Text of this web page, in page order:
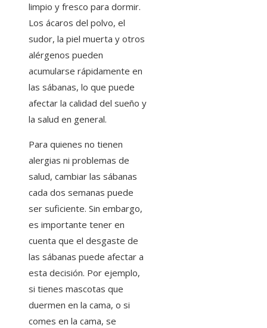
limpio y fresco para dormir.
Los ácaros del polvo, el
sudor, la piel muerta y otros
alérgenos pueden
acumularse rápidamente en
las sábanas, lo que puede
afectar la calidad del sueño y
la salud en general.
Para quienes no tienen
alergias ni problemas de
salud, cambiar las sábanas
cada dos semanas puede
ser suficiente. Sin embargo,
es importante tener en
cuenta que el desgaste de
las sábanas puede afectar a
esta decisión. Por ejemplo,
si tienes mascotas que
duermen en la cama, o si
comes en la cama, se